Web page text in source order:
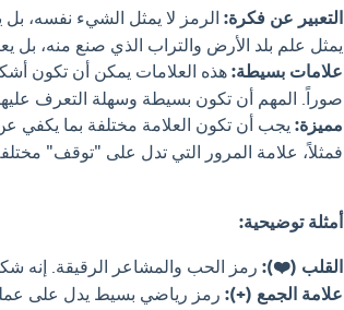
التعبير عن فكرة: الرمز لا يمثل الشيء نفسه، بل
يمثل علم بلد الأرض والتراب الذي صنع منه، بل
علامات بسيطة: هذه العلامات يمكن أن تكون
صوراً. المهم أن تكون بسيطة وسهلة التعرف
مميزة: يجب أن تكون العلامة مختلفة بما يكفي
فمثلاً، علامة المرور التي تدل على "توقف"
أمثلة توضيحية:
القلب (❤️): رمز الحب والمشاعر الرقيقة. إنه
علامة الجمع (+): رمز رياضي بسيط يدل على